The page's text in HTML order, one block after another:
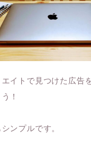
イトで見つけた広告
！
ンプルです。